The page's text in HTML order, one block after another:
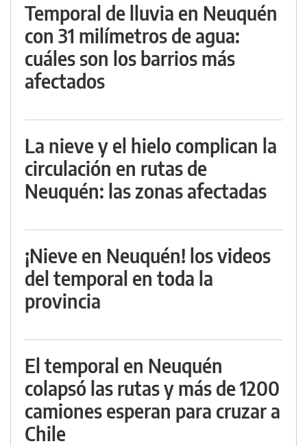
Temporal de lluvia en Neuquén
con 31 milímetros de agua:
cuáles son los barrios más
afectados
La nieve y el hielo complican la
circulación en rutas de
Neuquén: las zonas afectadas
¡Nieve en Neuquén! los videos
del temporal en toda la
provincia
El temporal en Neuquén
colapsó las rutas y más de 1200
camiones esperan para cruzar a
Chile